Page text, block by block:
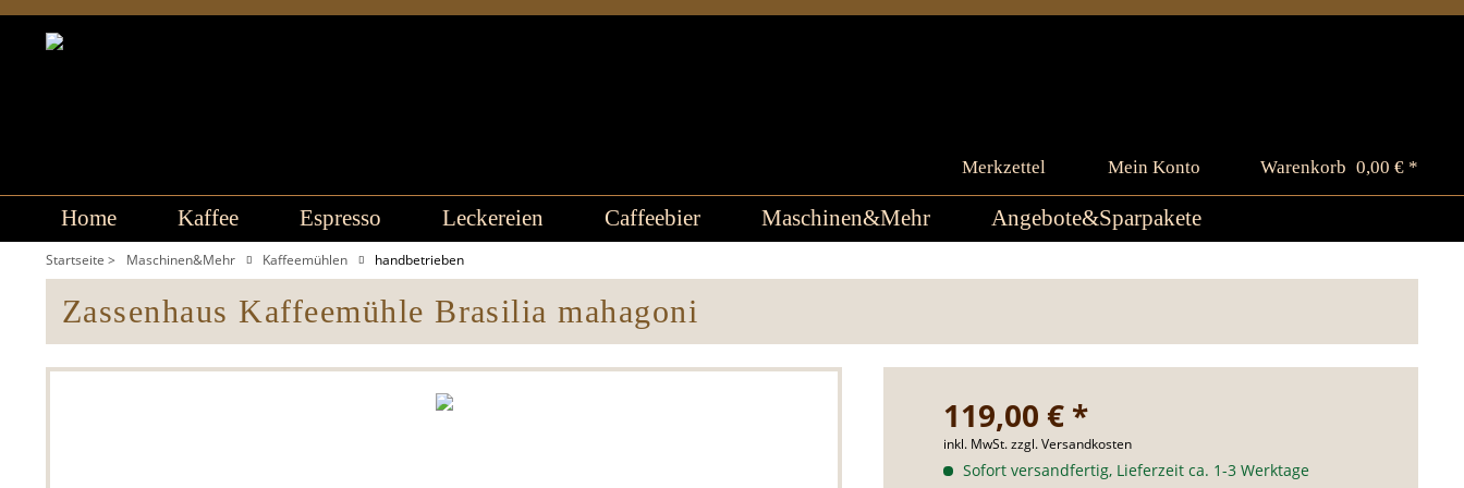
Merkzettel Mein Konto Warenkorb 0,00 € *
Home Kaffee Espresso Leckereien Caffeebier Maschinen&Mehr Angebote&Sparpakete
Startseite > Maschinen&Mehr Kaffeemühlen handbetrieben
Zassenhaus Kaffeemühle Brasilia mahagoni
119,00 € *
inkl. MwSt.zzgl. Versandkosten
Sofort versandfertig, Lieferzeit ca. 1-3 Werktage